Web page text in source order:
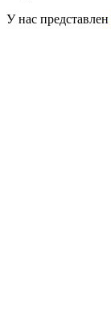
У нас представлен